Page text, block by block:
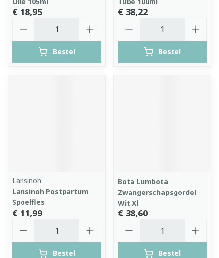
€ 18,95
Bestel
€ 38,22
Bestel
Lansinoh
Lansinoh Postpartum
Spoelfles
€ 11,99
Bestel
Bota Lumbota
Zwangerschapsgordel
Wit Xl
€ 38,60
Bestel